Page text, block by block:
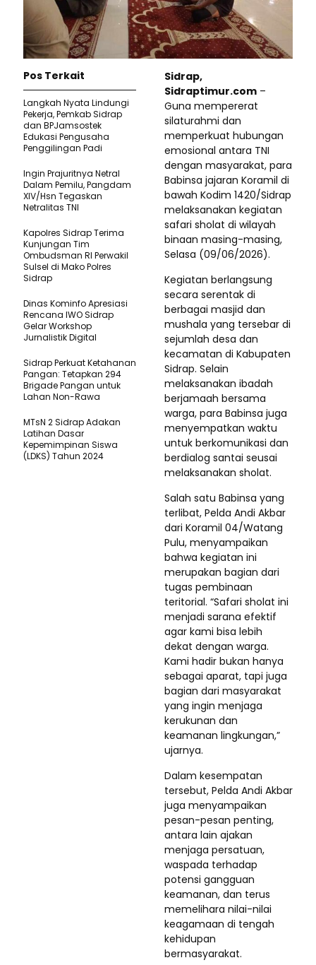
Sidrap,
Sidraptimur.com –
Guna mempererat
silaturahmi dan
memperkuat hubungan
emosional antara TNI
dengan masyarakat, para
Babinsa jajaran Koramil di
bawah Kodim 1420/Sidrap
melaksanakan kegiatan
safari sholat di wilayah
binaan masing-masing,
Selasa (09/06/2026).
Kegiatan berlangsung
secara serentak di
berbagai masjid dan
mushala yang tersebar di
sejumlah desa dan
kecamatan di Kabupaten
Sidrap. Selain
melaksanakan ibadah
berjamaah bersama
warga, para Babinsa juga
menyempatkan waktu
untuk berkomunikasi dan
berdialog santai seusai
melaksanakan sholat.
Salah satu Babinsa yang
terlibat, Pelda Andi Akbar
dari Koramil 04/Watang
Pulu, menyampaikan
bahwa kegiatan ini
merupakan bagian dari
tugas pembinaan
teritorial. “Safari sholat ini
menjadi sarana efektif
agar kami bisa lebih
dekat dengan warga.
Kami hadir bukan hanya
sebagai aparat, tapi juga
bagian dari masyarakat
yang ingin menjaga
kerukunan dan
keamanan lingkungan,”
ujarnya.
Dalam kesempatan
tersebut, Pelda Andi Akbar
juga menyampaikan
pesan-pesan penting,
antara lain ajakan
menjaga persatuan,
waspada terhadap
potensi gangguan
keamanan, dan terus
memelihara nilai-nilai
keagamaan di tengah
kehidupan
bermasyarakat.
Pos Terkait
Langkah Nyata Lindungi
Pekerja, Pemkab Sidrap
dan BPJamsostek
Edukasi Pengusaha
Penggilingan Padi
Ingin Prajuritnya Netral
Dalam Pemilu, Pangdam
XIV/Hsn Tegaskan
Netralitas TNI
Kapolres Sidrap Terima
Kunjungan Tim
Ombudsman RI Perwakil
Sulsel di Mako Polres
Sidrap
Dinas Kominfo Apresiasi
Rencana IWO Sidrap
Gelar Workshop
Jurnalistik Digital
Sidrap Perkuat Ketahanan
Pangan: Tetapkan 294
Brigade Pangan untuk
Lahan Non-Rawa
MTsN 2 Sidrap Adakan
Latihan Dasar
Kepemimpinan Siswa
(LDKS) Tahun 2024